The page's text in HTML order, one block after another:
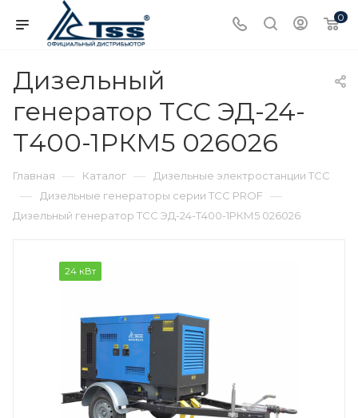
0
Дизельный
генератор ТСС ЭД-24-
Т400-1РКМ5 026026
Главная — Каталог — Дизельные электростанции ТСС
— Дизельные генераторы серии ТСС PROF —
Дизельный генератор ТСС ЭД-24-Т400-1РКМ5 026026
24 кВт